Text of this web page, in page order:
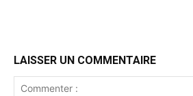
LAISSER UN COMMENTAIRE